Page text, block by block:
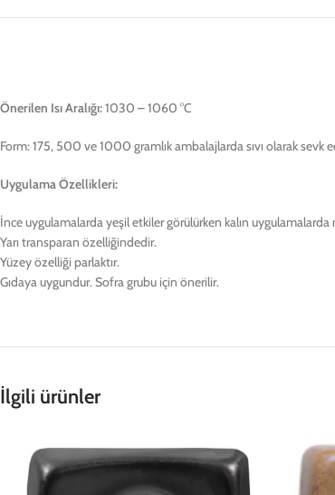
Önerilen Isı Aralığı:1030 – 1060 °C
Form: 175, 500 ve 1000 gramlık ambalajlarda sıvı olarak sevk
Uygulama Özellikleri:
İnce uygulamalarda yeşil etkiler görülürken kalın
Yarı transparan özelliğindedir.
Yüzey özelliği parlaktır.
Gıdaya uygundur. Sofra grubu için önerilir.
İlgili ürünler